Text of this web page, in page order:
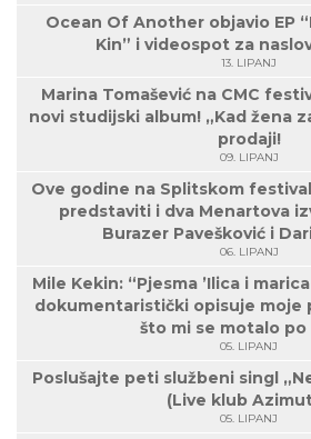
Ocean Of Another objavio EP
Kin” i videospot za
13. LIPANJ
Marina Tomašević na CMC
novi studijski album! „Kad žena
prodaji!
09. LIPANJ
Ove godine na Splitskom
predstaviti i dva Menartova
Burazer Pavešković i
06. LIPANJ
Mile Kekin: “Pjesma ’Ilica i
dokumentaristički opisuje moje
što mi se motalo po
05. LIPANJ
Poslušajte peti službeni singl
(Live klub
05. LIPANJ